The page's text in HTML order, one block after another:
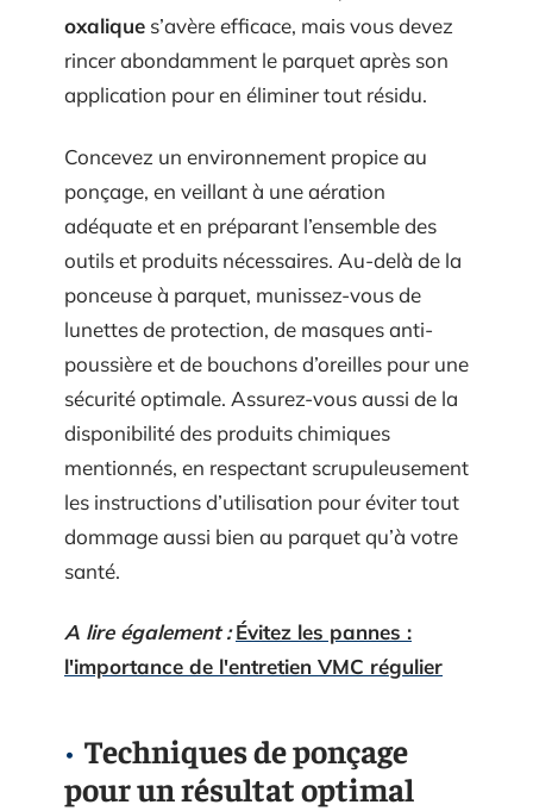
oxalique s’avère efficace, mais vous devez
rincer abondamment le parquet après son
application pour en éliminer tout résidu.
Concevez un environnement propice au
ponçage, en veillant à une aération
adéquate et en préparant l’ensemble des
outils et produits nécessaires. Au-delà de la
ponceuse à parquet, munissez-vous de
lunettes de protection, de masques anti-
poussière et de bouchons d’oreilles pour une
sécurité optimale. Assurez-vous aussi de la
disponibilité des produits chimiques
mentionnés, en respectant scrupuleusement
les instructions d’utilisation pour éviter tout
dommage aussi bien au parquet qu’à votre
santé.
A lire également : Évitez les pannes :
l'importance de l'entretien VMC régulier
Techniques de ponçage
pour un résultat optimal